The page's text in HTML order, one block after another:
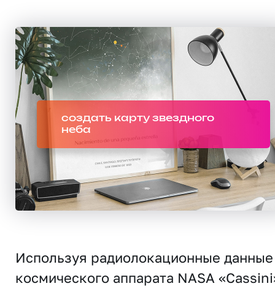
создать карту звездного
неба
Используя радиолокационные данные
космического аппарата NASA